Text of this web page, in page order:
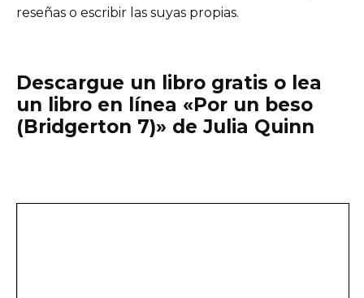
reseñas o escribir las suyas propias.
Descargue un libro gratis o lea
un libro en línea «Por un beso
(Bridgerton 7)» de Julia Quinn